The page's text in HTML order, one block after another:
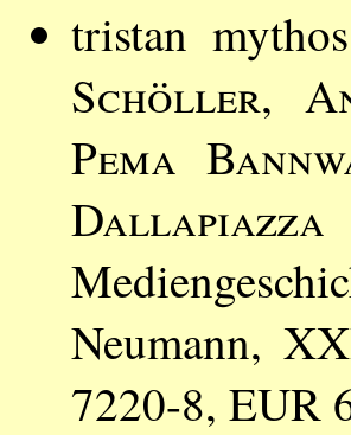
tristan
Schöller,
Pema
Dallapiazza
Neumann,
7220-8, EUR